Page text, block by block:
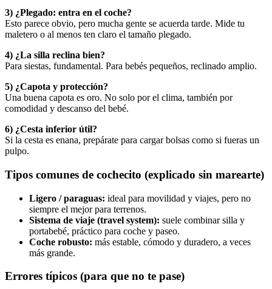
3) ¿Plegado: entra en el coche?
Esto parece obvio, pero mucha gente se acuerda tarde. Mide tu
maletero o al menos ten claro el tamaño plegado.
4) ¿La silla reclina bien?
Para siestas, fundamental. Para bebés pequeños, reclinado amplio.
5) ¿Capota y protección?
Una buena capota es oro. No solo por el clima, también por
comodidad y descanso del bebé.
6) ¿Cesta inferior útil?
Si la cesta es enana, prepárate para cargar bolsas como si fueras un
pulpo.
Tipos comunes de cochecito (explicado sin marearte)
Ligero / paraguas: ideal para movilidad y viajes, pero no
siempre el mejor para terrenos.
Sistema de viaje (travel system): suele combinar silla y
portabebé, práctico para coche y paseo.
Coche robusto: más estable, cómodo y duradero, a veces
más grande.
Errores típicos (para que no te pase)